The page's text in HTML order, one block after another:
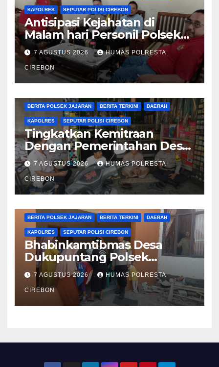
KAPOLRES SEPUTAR POLISI CIREBON
Antisipasi Kejahatan di
Malam hari Personil Polsek
Plered Polresta Cirebon
Laksanakan Patroli
7 AGUSTUS 2026 HUMAS POLRESTA
CIREBON
BERITA POLSEK JAJARAN BERITA TERKINI DAERAH
KAPOLRES SEPUTAR POLISI CIREBON
Tingkatkan Kemitraan
Dengan Pemerintahan Desa,
Bhabinkamtibmas Desa
Cikalahang Laksanakan
Sambang Desa
7 AGUSTUS 2026 HUMAS POLRESTA
CIREBON
BERITA POLSEK JAJARAN BERITA TERKINI DAERAH
KAPOLRES SEPUTAR POLISI CIREBON
Bhabinkamtibmas Desa
Dukupuntang Polsek
Dukupuntang, Laksanakan
Sambang Dialogis Dengan
Warga
7 AGUSTUS 2026 HUMAS POLRESTA
CIREBON